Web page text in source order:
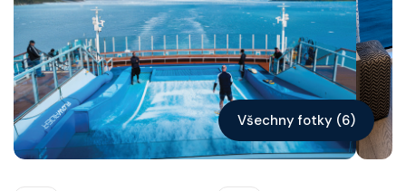
Všechny fotky (6)